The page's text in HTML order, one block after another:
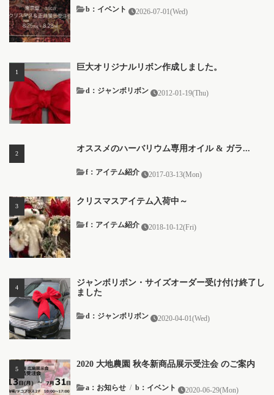
b：イベント 2026-07-01(Wed)
巨大オリジナルリボン作成しました。
2012-01-19(Thu)
d：ジャンボリボン
オススメのハーバリウム専用オイル & ガラ...
2017-03-13(Mon)
f：アイテム紹介
クリスマスアイテム入荷中～
2018-10-12(Fri)
f：アイテム紹介
ジャンボリボン・サイズオーダー受け付け終了し
ました
2020-04-01(Wed)
d：ジャンボリボン
2020 大地農園 秋冬新商品展示受注会 のご案内
2020-06-29(Mon)
a：お知らせ / b：イベント